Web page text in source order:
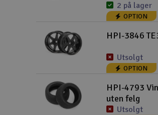
OPTION
2 på lager
OPTION
HPI-3846
Utsolgt
HPI-4793
uten felg
Utsolgt